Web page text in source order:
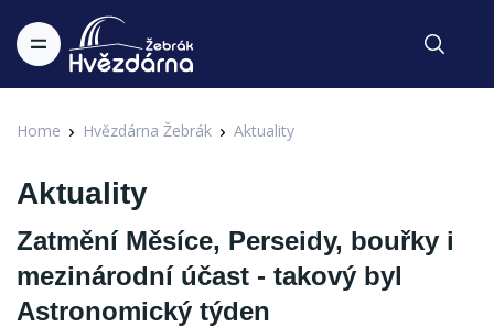
Home Hvězdárna Žebrák Aktuality
Aktuality
Zatmění Měsíce, Perseidy, bouřky i
mezinárodní účast - takový byl
Astronomický týden